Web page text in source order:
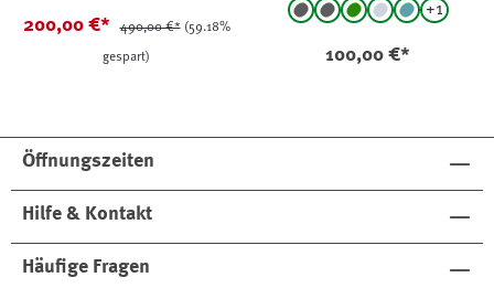
200,00 €* 490,00 €* (59.18%
gespart)
Farbeauswählen
anthra - gemustert
anthrazit
(Diese Option ist zurzeit
grünGrautürkis
+1
100,00 €*
Öffnungszeiten
Hilfe & Kontakt
Häufige Fragen